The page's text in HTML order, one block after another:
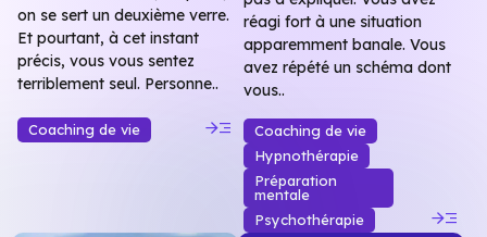
on se sert un deuxième verre.
Et pourtant, à cet instant
précis, vous vous sentez
terriblement seul. Personne..
Coaching de vie read_more
réagi fort à une situation
apparemment banale. Vous
avez répété un schéma dont
vous..
Coaching de vie
Hypnothérapie
Préparation
mentale
Psychothérapie
read_more